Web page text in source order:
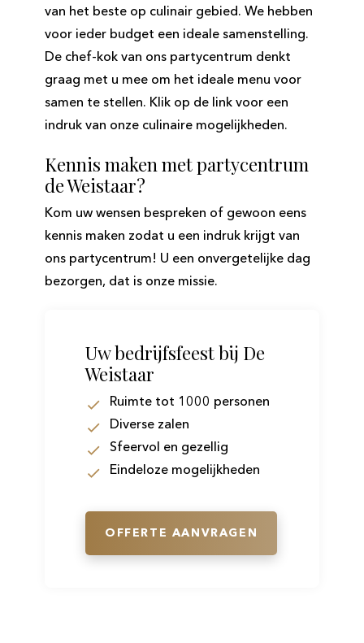
van het beste op culinair gebied. We hebben
voor ieder budget een ideale samenstelling.
De chef-kok van ons partycentrum denkt
graag met u mee om het ideale menu voor
samen te stellen. Klik op de link voor een
indruk van onze culinaire mogelijkheden.
Kennis maken met partycentrum
de Weistaar?
Kom uw wensen bespreken of gewoon eens
kennis maken zodat u een indruk krijgt van
ons partycentrum! U een onvergetelijke dag
bezorgen, dat is onze missie.
Uw bedrijfsfeest bij De
Weistaar
Ruimte tot 1000 personen
Diverse zalen
Sfeervol en gezellig
Eindeloze mogelijkheden
OFFERTE AANVRAGEN